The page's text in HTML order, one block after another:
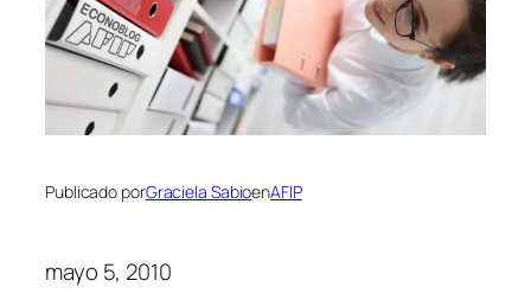
Publicado porGraciela SabioenAFIP
mayo 5, 2010